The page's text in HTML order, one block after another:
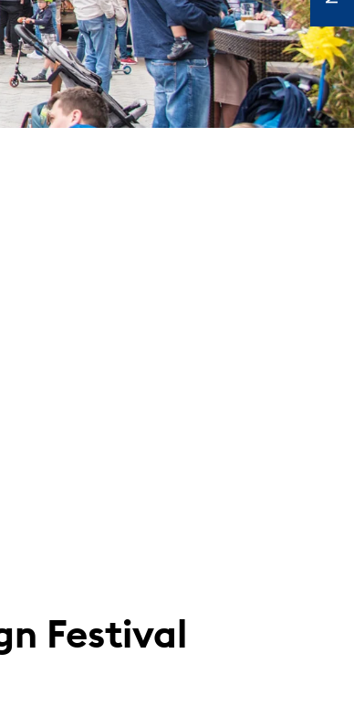
Festival